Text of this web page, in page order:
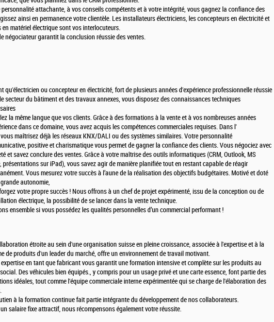
personnalité attachante, à vos conseils compétents et à votre intégrité, vous gagnez la confiance des
ainsi en permanence votre clientèle. Les installateurs électriciens, les concepteurs en électricité et
en matériel électrique sont vos interlocuteurs.
négociateur garantit la conclusion réussie des ventes.
qu'électricien ou concepteur en électricité, fort de plusieurs années d'expérience professionnelle réussie
secteur du bâtiment et des travaux annexes, vous disposez des connaissances techniques
la même langue que vos clients. Grâce à des formations à la vente et à vos nombreuses années
dans ce domaine, vous avez acquis les compétences commerciales requises. Dans l'
maîtrisez déjà les réseaux KNX/DALI ou des systèmes similaires. Votre personnalité
positive et charismatique vous permet de gagner la confiance des clients. Vous négociez avec
et savez conclure des ventes. Grâce à votre maîtrise des outils informatiques (CRM, Outlook, MS
présentations sur iPad), vous savez agir de manière planifiée tout en restant capable de réagir
Vous mesurez votre succès à l’aune de la réalisation des objectifs budgétaires. Motivé et doté
grande autonomie,
votre propre succès ! Nous offrons à un chef de projet expérimenté, issu de la conception ou de
électrique, la possibilité de se lancer dans la vente technique.
ensemble si vous possédez les qualités personnelles d’un commercial performant !
étroite au sein d'une organisation suisse en pleine croissance, associée à l'expertise et à la
de produits d'un leader du marché, offre un environnement de travail motivant.
en tant que fabricant vous garantit une formation intensive et complète sur les produits au
Des véhicules bien équipés., y compris pour un usage privé et une carte essence, font partie des
idéales, tout comme l'équipe commerciale interne expérimentée qui se charge de l'élaboration des
à la formation continue fait partie intégrante du développement de nos collaborateurs.
salaire fixe attractif, nous récompensons également votre réussite.